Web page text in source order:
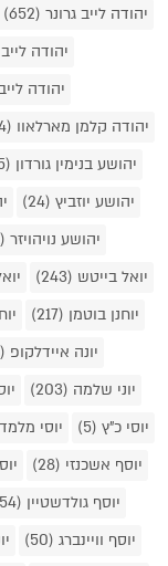
יהודה לייב גרונר (652)
יהודה לייב
יהודה
יהודה קלמן מארלאוו (34)
יהושע בנימין גורדון (35)
יהושע יוזביץ (24)
יהושע נויהויזר (1)
יואל בייטש (243)
יוחנן בוטמן (217)
יונה איידלקופ (18)
יוני שלמה (203)
יוסי כ"ץ (5)
יוסי מלמד
יוסף אשכנזי (28)
יוסף גולדשטיין (54)
יוסף וויינברג (50)